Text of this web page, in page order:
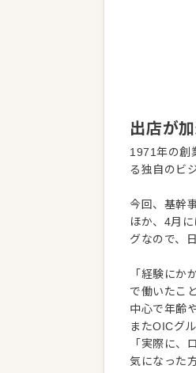
出店が
1971年の創
る独自のビ
今回、基幹
ほか、4月
グなので、
「経験にか
で働いたこ
中心で年齢
またOICグ
「実際に、
気になった